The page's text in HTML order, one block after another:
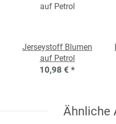
Jerseystoff Blumen
auf Petrol
10,98 € *
Ähnliche